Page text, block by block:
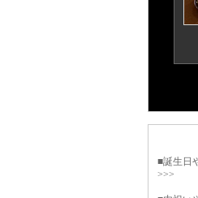
■誕生日
>>>